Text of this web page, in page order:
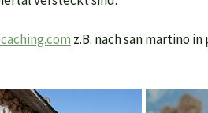
z.B. nach san martino